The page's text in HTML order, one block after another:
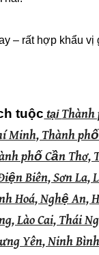
– rất hợp khẩu vị
tuộc tại Thành
Minh, Thành
phố Cần Thơ,
Biên, Sơn La,
Hoá, Nghệ An,
Lào Cai, Thái
Yên, Ninh